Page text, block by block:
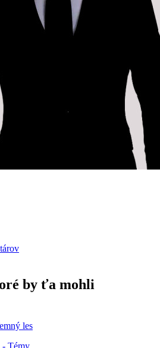
by ťa mohli
les
- Témy